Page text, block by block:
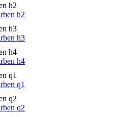
h2
h3
h4
q1
q2